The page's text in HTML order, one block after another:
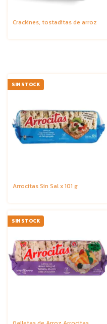
Crackines, tostaditas de arroz
SIN STOCK
Arrocitas Sin Sal x 101 g
SIN STOCK